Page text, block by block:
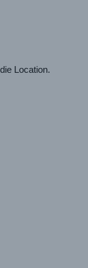
Location.